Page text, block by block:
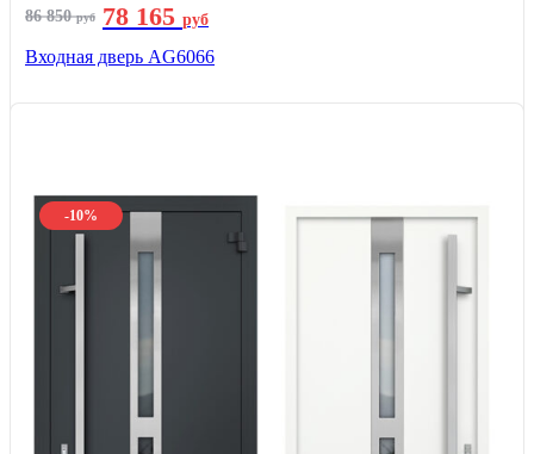
86 850руб 78 165 руб
Входная дверь AG6066
-10%